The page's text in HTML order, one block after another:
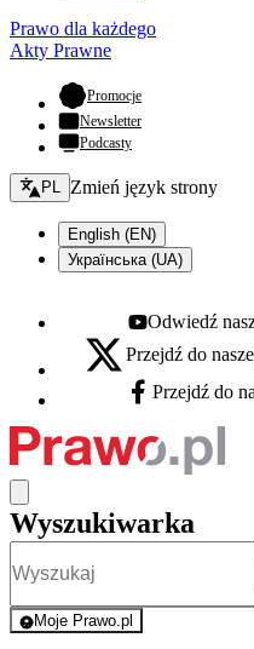
Prawo dla każdego
Akty Prawne
Promocje- otwiera się w
Newsletter
Podcasty
Zmień język - bieżący:
PL Zmień język strony
English (EN)
Українська (UA)
Youtube - otwiera
Odwiedź
X - otwiera się w nowej
Przejdź do
Facebook - otwiera
Przejdź do
Wyszukiwarka
Moje Prawo.pl
- rejestracja i logowanie